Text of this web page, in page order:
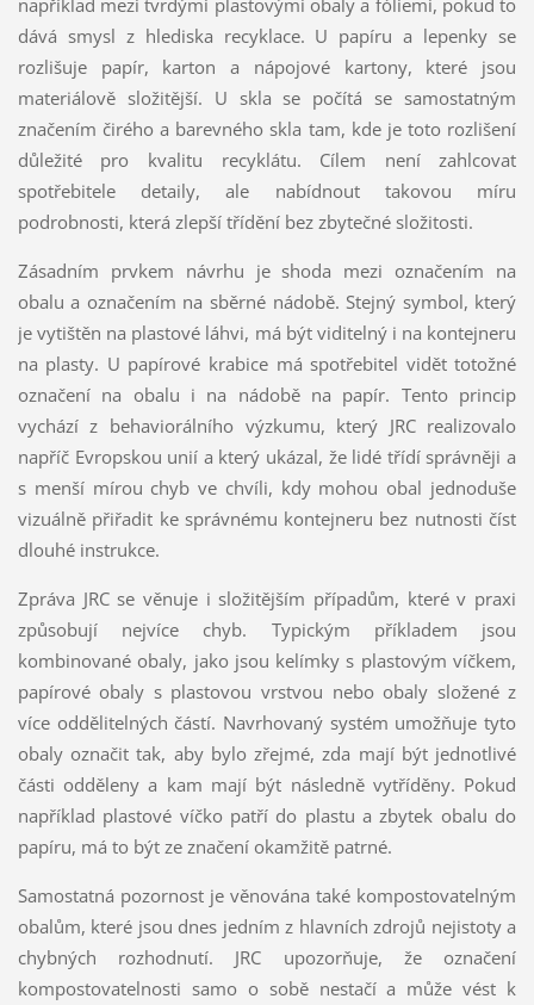
dává smysl z hlediska recyklace. U papíru a lepenky se
rozlišuje papír, karton a nápojové kartony, které jsou
materiálově složitější. U skla se počítá se samostatným
značením čirého a barevného skla tam, kde je toto rozlišení
důležité pro kvalitu recyklátu. Cílem není zahlcovat
spotřebitele detaily, ale nabídnout takovou míru
podrobnosti, která zlepší třídění bez zbytečné složitosti.
Zásadním prvkem návrhu je shoda mezi označením na
obalu a označením na sběrné nádobě. Stejný symbol, který
je vytištěn na plastové láhvi, má být viditelný i na kontejneru
na plasty. U papírové krabice má spotřebitel vidět totožné
označení na obalu i na nádobě na papír. Tento princip
vychází z behaviorálního výzkumu, který JRC realizovalo
napříč Evropskou unií a který ukázal, že lidé třídí správněji a
s menší mírou chyb ve chvíli, kdy mohou obal jednoduše
vizuálně přiřadit ke správnému kontejneru bez nutnosti číst
dlouhé instrukce.
Zpráva JRC se věnuje i složitějším případům, které v praxi
způsobují nejvíce chyb. Typickým příkladem jsou
kombinované obaly, jako jsou kelímky s plastovým víčkem,
papírové obaly s plastovou vrstvou nebo obaly složené z
více oddělitelných částí. Navrhovaný systém umožňuje tyto
obaly označit tak, aby bylo zřejmé, zda mají být jednotlivé
části odděleny a kam mají být následně vytříděny. Pokud
například plastové víčko patří do plastu a zbytek obalu do
papíru, má to být ze značení okamžitě patrné.
Samostatná pozornost je věnována také kompostovatelným
obalům, které jsou dnes jedním z hlavních zdrojů nejistoty a
chybných rozhodnutí. JRC upozorňuje, že označení
kompostovatelnosti samo o sobě nestačí a může vést k